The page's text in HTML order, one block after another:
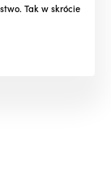
Tak w skrócie